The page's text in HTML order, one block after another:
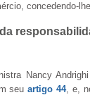
concedendo-
Nancy
seuartigo 44, e,